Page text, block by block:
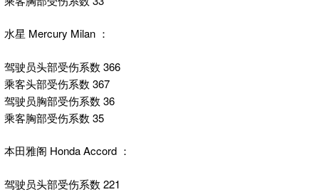
水星 Mercury Milan ：
驾驶员头部受伤系数 366
乘客头部受伤系数 367
驾驶员胸部受伤系数 36
乘客胸部受伤系数 35
本田雅阁 Honda Accord ：
驾驶员头部受伤系数 221